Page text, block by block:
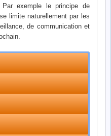
exemple le principe de
limite naturellement par les
de communication et